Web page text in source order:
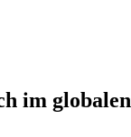
im globalen